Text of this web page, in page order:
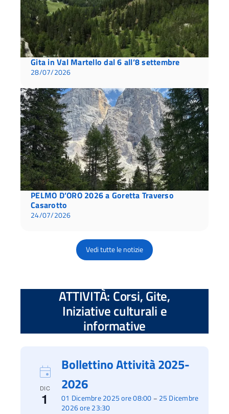
Gita in Val Martello dal 6 all’8 settembre
28/07/2026
PELMO D’ORO 2026 a Goretta Traverso
Casarotto
24/07/2026
Vedi tutte le notizie
ATTIVITÀ: Corsi, Gite,
Iniziative culturali e
informative
DIC
1 01 Dicembre 2025 ore 08:00 – 25 Dicembre
2026 ore 23:30
Bollettino Attività 2025-
2026